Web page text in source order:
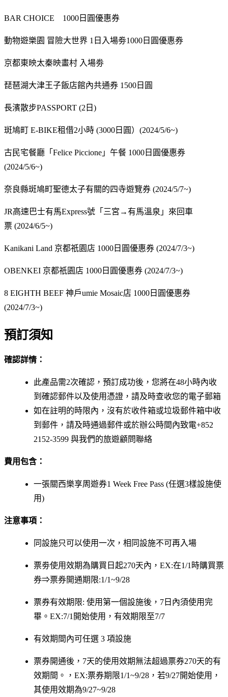
BAR CHOICE 1000日圓優惠券
動物遊樂園 冒險大世界 1日入場劵1000日圓優惠券
京都東映太秦映畫村 入場劵
琵琶湖大津王子飯店館內共通券 1500日圓
長濱散步PASSPORT (2日)
斑鳩町 E-BIKE租借2小時 (3000日圓）(2024/5/6~)
古民宅餐廳「Felice Piccione」午餐 1000日圓優惠券
(2024/5/6~)
奈良縣斑鳩町聖德太子有關的四寺遊覽券 (2024/5/7~)
JR高速巴士有馬Express號「三宮→有馬溫泉」來回車
票 (2024/6/5~)
Kanikani Land 京都祇園店 1000日圓優惠券 (2024/7/3~)
OBENKEI 京都祇園店 1000日圓優惠券 (2024/7/3~)
8 EIGHTH BEEF 神戶umie Mosaic店 1000日圓優惠券
(2024/7/3~)
預訂須知
確認詳情：
此產品需2次確認，預訂成功後，您將在48小時內收
到確認郵件以及使用憑證，請及時查收您的電子郵箱
如在註明的時限內，沒有於收件箱或垃圾郵件箱中收
到郵件，請及時通過郵件或於辦公時間內致電+852
2152-3599 與我們的旅遊顧問聯絡
費用包含：
一張關西樂享周遊券1 Week Free Pass (任選3樣設施使
用)
注意事項：
同設施只可以使用一次，相同設施不可再入場
票劵使用效期為購買日起270天內，EX:在1/1時購買票
券⇒票券開通期限:1/1~9/28
票券有效期限: 使用第一個設施後，7日內須使用完
畢。EX:7/1開始使用，有效期限至7/7
有效期間內可任選 3 項設施
票券開通後，7天的使用效期無法超過票券270天的有
效期間。，EX:票券期限1/1~9/28，若9/27開始使用，
其使用效期為9/27~9/28